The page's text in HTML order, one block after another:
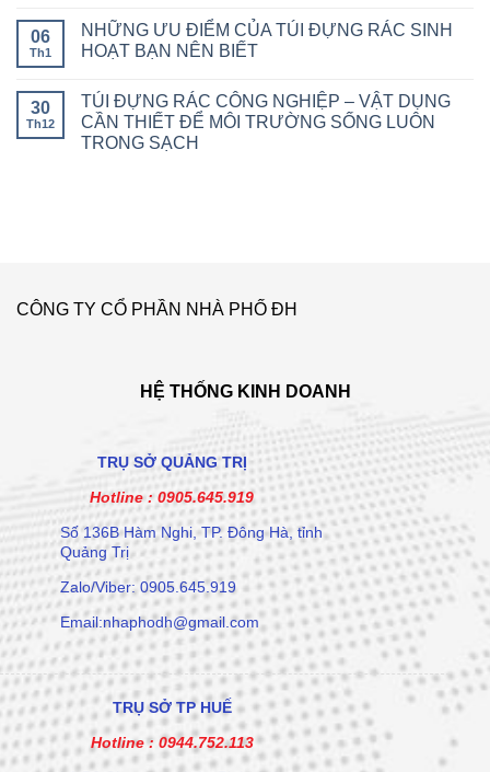
06
Th1
NHỮNG ƯU ĐIỂM CỦA TÚI ĐỰNG RÁC SINH
HOẠT BẠN NÊN BIẾT
30
Th12
TÚI ĐỰNG RÁC CÔNG NGHIỆP – VẬT DỤNG
CẦN THIẾT ĐỂ MÔI TRƯỜNG SỐNG LUÔN
TRONG SẠCH
CÔNG TY CỔ PHẦN NHÀ PHỐ ĐH
HỆ THỐNG KINH DOANH
TRỤ SỞ QUẢNG TRỊ
Hotline : 0905.645.919
Số 136B Hàm Nghi, TP. Đông Hà, tỉnh
Quảng Trị
Zalo/Viber: 0905.645.919
Email:nhaphodh@gmail.com
TRỤ SỞ TP HUẾ
Hotline : 0944.752.113